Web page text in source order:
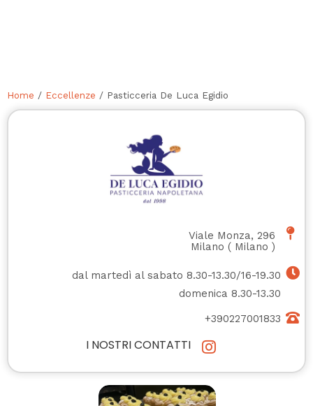
Home / Eccellenze / Pasticceria De Luca Egidio
Viale Monza, 296
Milano ( Milano )
dal martedì al sabato 8.30-13.30/16-19.30
domenica 8.30-13.30
+390227001833
I NOSTRI CONTATTI